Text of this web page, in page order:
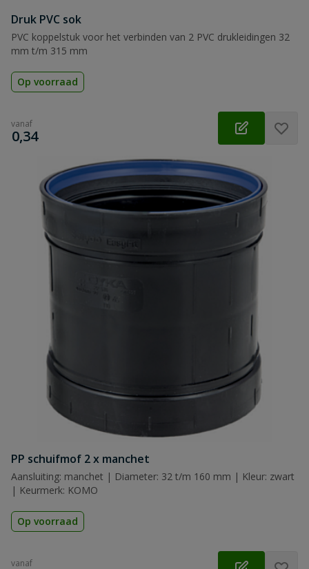
Druk PVC sok
PVC koppelstuk voor het verbinden van 2 PVC drukleidingen 32
mm t/m 315 mm
Op voorraad
vanaf
€
0,34
PP schuifmof 2 x manchet
Aansluiting: manchet | Diameter: 32 t/m 160 mm | Kleur: zwart
| Keurmerk: KOMO
Op voorraad
vanaf